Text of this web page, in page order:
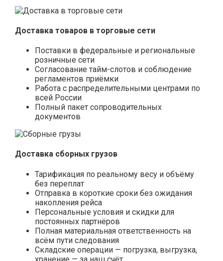
Доставка товаров в торговые сети
Поставки в федеральные и региональные
розничные сети
Согласование тайм-слотов и соблюдение
регламентов приёмки
Работа с распределительными центрами по
всей России
Полный пакет сопроводительных
документов
Доставка сборных грузов
Тарификация по реальному весу и объёму
без переплат
Отправка в короткие сроки без ожидания
накопления рейса
Персональные условия и скидки для
постоянных партнёров
Полная материальная ответственность на
всём пути следования
Складские операции — погрузка, выгрузка,
хранение — за наш счёт